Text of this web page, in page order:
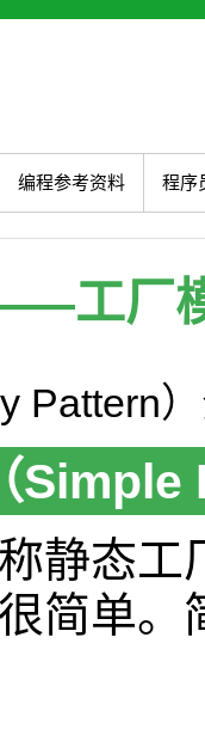
编程参考资料 程序
工厂
Pattern
静态
简单